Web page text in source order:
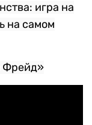
игра на
на самом
Фрейд»